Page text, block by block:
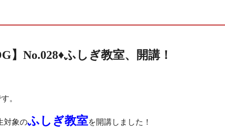
】No.028♦ふしぎ教室、開講！
。
対象のふしぎ教室を開講しました！